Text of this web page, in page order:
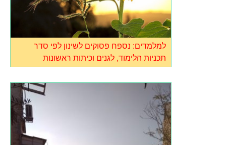
למלמדים: נספח פסוקים לשינון לפי סדר
תכניות הלימוד, לגנים וכיתות ראשונות